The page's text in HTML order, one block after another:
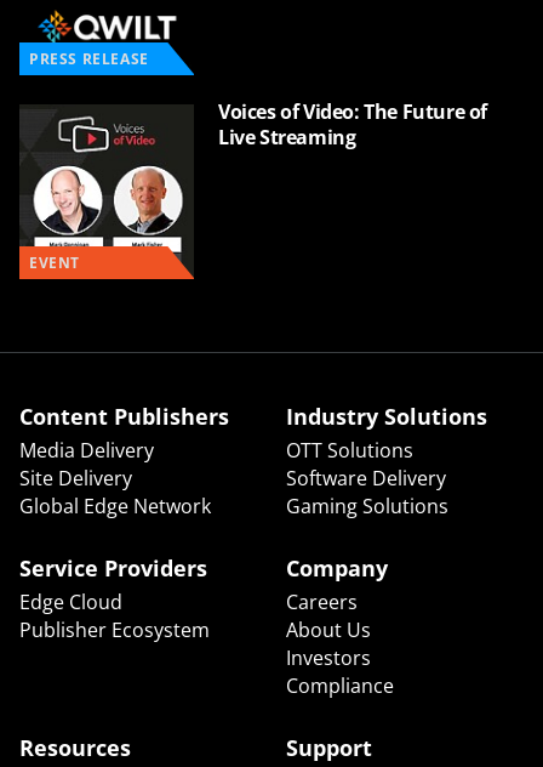
PRESS RELEASE
EVENT
Voices of Video: The Future of
Live Streaming
Content Publishers
Media Delivery
Site Delivery
Global Edge Network
Industry Solutions
OTT Solutions
Software Delivery
Gaming Solutions
Service Providers
Edge Cloud
Publisher Ecosystem
Company
Careers
About Us
Investors
Compliance
Resources Support